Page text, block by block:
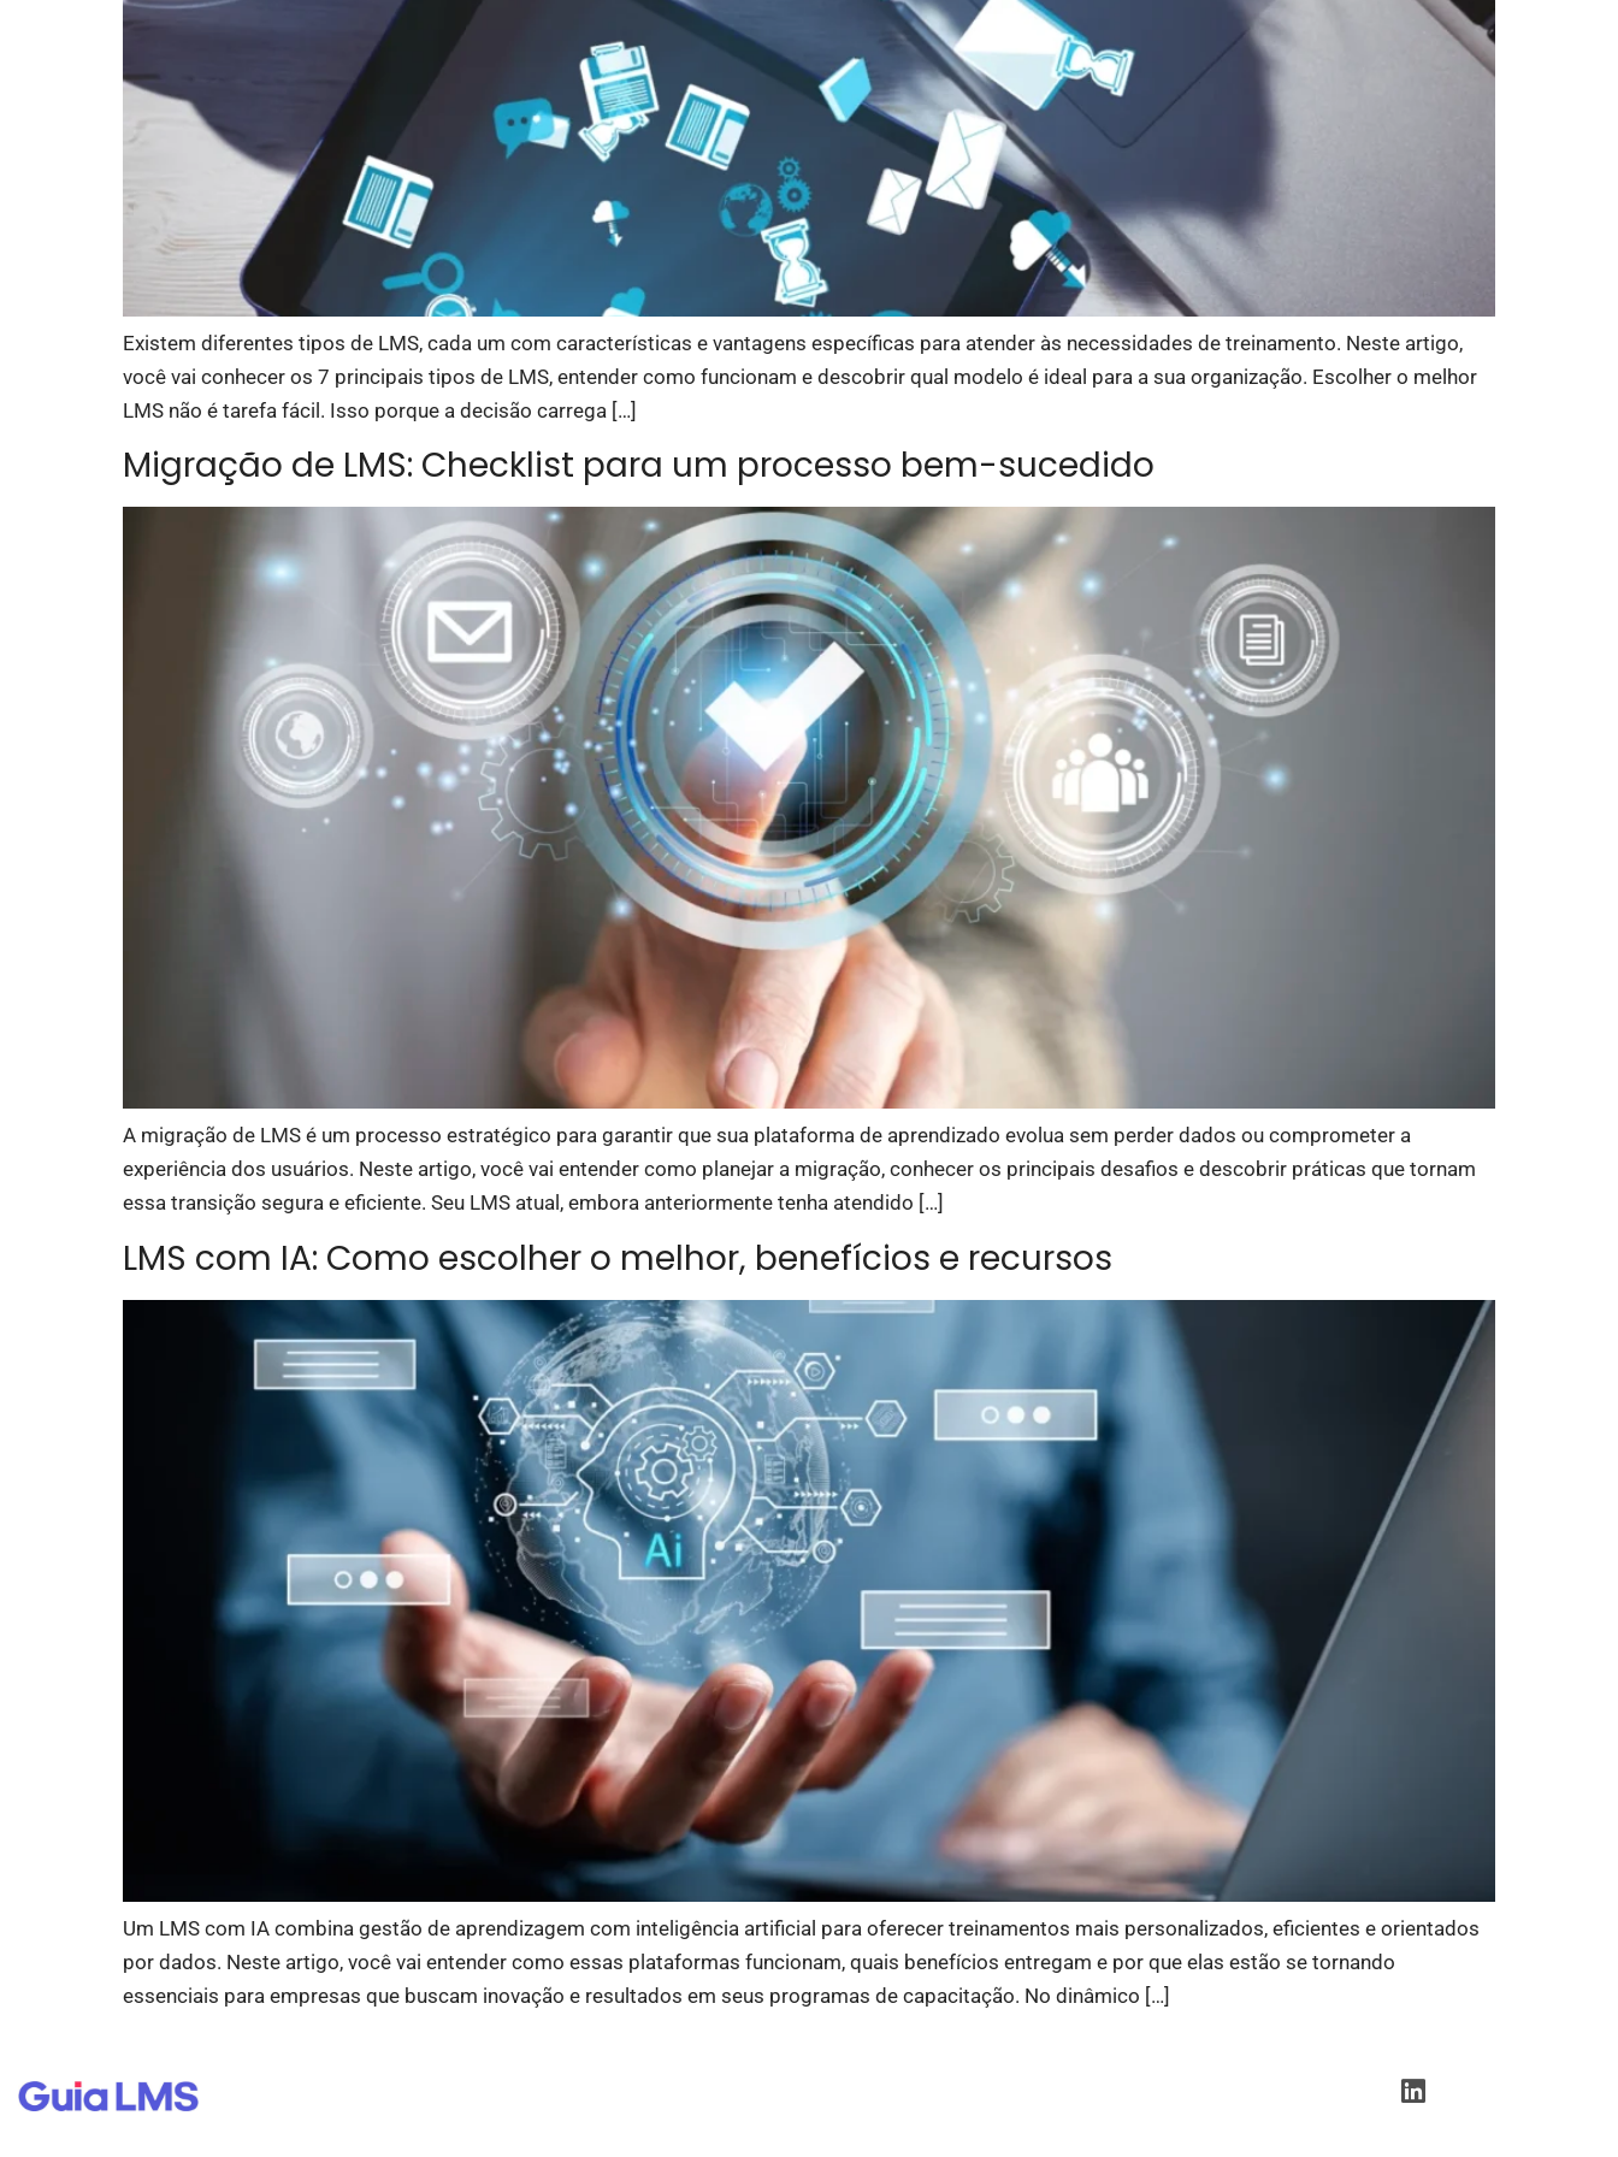
Existem diferentes tipos de LMS, cada um com características e vantagens específicas para atender às necessidades de treinamento. Neste artigo,
você vai conhecer os 7 principais tipos de LMS, entender como funcionam e descobrir qual modelo é ideal para a sua organização. Escolher o melhor
LMS não é tarefa fácil. Isso porque a decisão carrega […]
Migração de LMS: Checklist para um processo bem-sucedido
A migração de LMS é um processo estratégico para garantir que sua plataforma de aprendizado evolua sem perder dados ou comprometer a
experiência dos usuários. Neste artigo, você vai entender como planejar a migração, conhecer os principais desafios e descobrir práticas que tornam
essa transição segura e eficiente. Seu LMS atual, embora anteriormente tenha atendido […]
LMS com IA: Como escolher o melhor, benefícios e recursos
Um LMS com IA combina gestão de aprendizagem com inteligência artificial para oferecer treinamentos mais personalizados, eficientes e orientados
por dados. Neste artigo, você vai entender como essas plataformas funcionam, quais benefícios entregam e por que elas estão se tornando
essenciais para empresas que buscam inovação e resultados em seus programas de capacitação. No dinâmico […]